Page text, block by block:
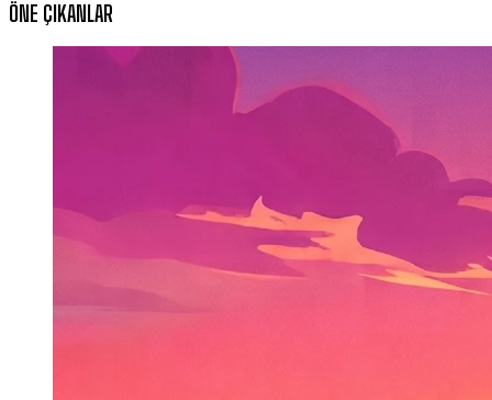
ÖNE ÇIKANLAR